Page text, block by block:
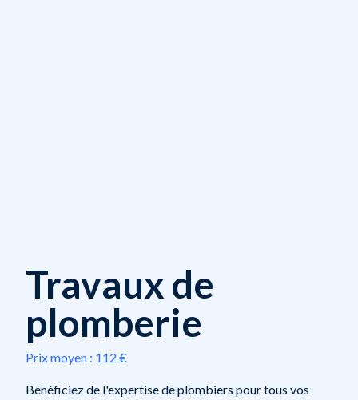
Travaux de
plomberie
Prix moyen : 112 €
Bénéficiez de l'expertise de plombiers pour tous vos